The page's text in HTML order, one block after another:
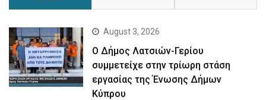
August 3, 2026
Ο Δήμος Λατσιών-Γερίου
συμμετείχε στην τρίωρη στάση
εργασίας της Ένωσης Δήμων
Κύπρου